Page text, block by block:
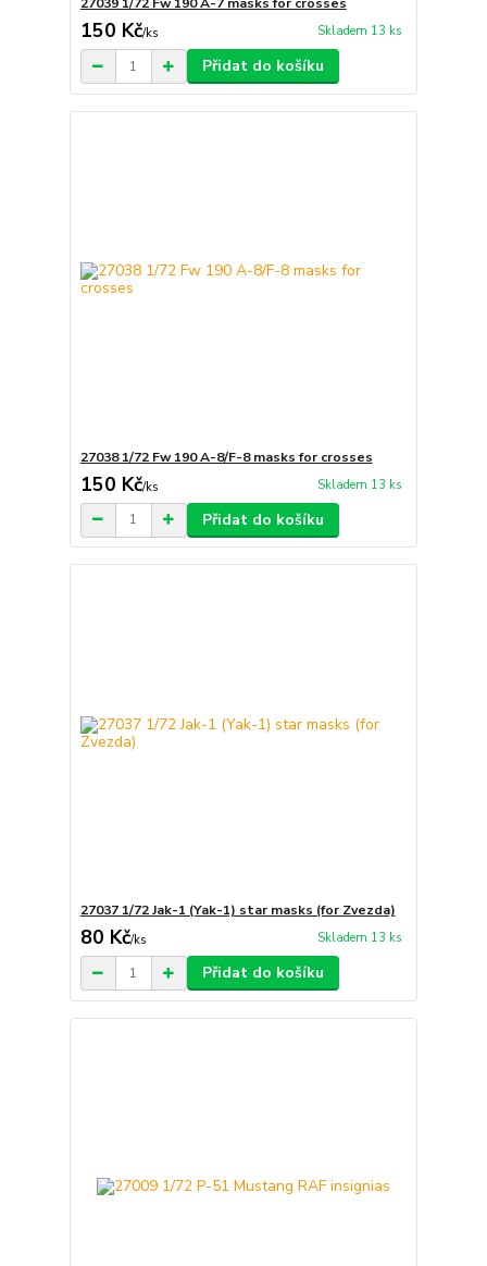
150 Kč/ks Skladem 13 ks
Přidat do košíku
27038 1/72 Fw 190 A-8/F-8 masks for crosses
150 Kč/ks Skladem 13 ks
Přidat do košíku
27037 1/72 Jak-1 (Yak-1) star masks (for Zvezda)
80 Kč/ks Skladem 13 ks
Přidat do košíku